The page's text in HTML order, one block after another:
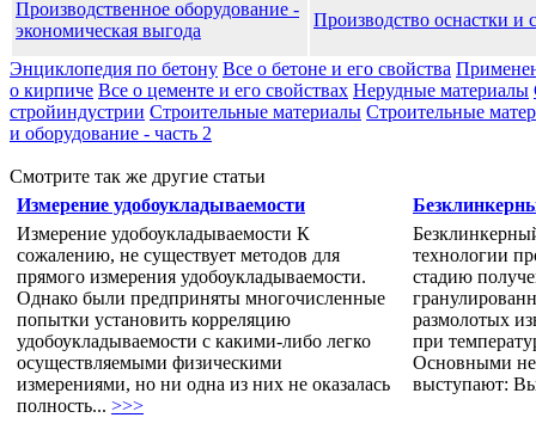
Производственное оборудование -
экономическая выгода
Производство оснастки и
Энциклопедия по бетону Все о бетоне и его свойства
о кирпиче Все о цементе и его свойствах Нерудные материалы
стройиндустрии Строительные материалы Строительные
и оборудование - часть 2
Смотрите так же другие статьи
Измерение удобоукладываемости
Измерение удобоукладываемости К
сожалению, не существует методов для
прямого измерения удобоукладываемости.
Однако были предприняты многочисленные
попытки установить корреляцию
удобоукладываемости с какими-либо легко
осуществляемыми физическими
измерениями, но ни одна из них не оказалась
полность... >>>
технологии
стадию
размолотых
при
Основными
выступают: